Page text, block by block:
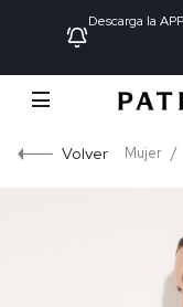
Descarga la
Volver Mujer